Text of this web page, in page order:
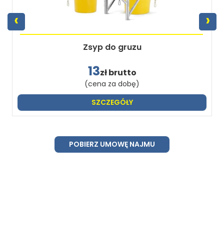
Zsyp do gruzu
13zł brutto
(cena za dobę)
SZCZEGÓŁY
‹ ›
POBIERZ UMOWĘ NAJMU